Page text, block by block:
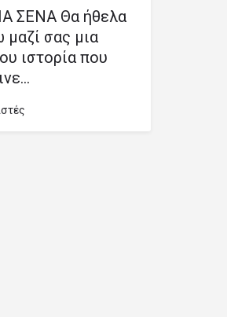
ΣΕΝΑ Θα ήθελα
μαζί σας μια
ιστορία που